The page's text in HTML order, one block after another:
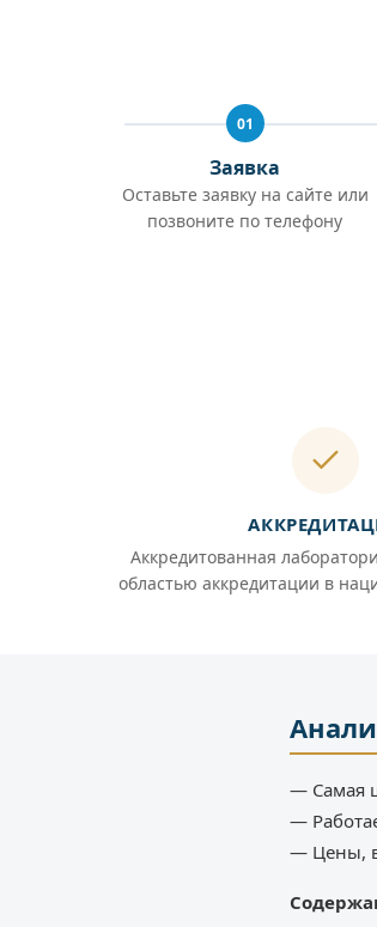
01
Заявка
Оставьте заявку на сайте или
позвоните по телефону
Аккредитованная
областью аккредитации в
— Самая
—
— Цены,